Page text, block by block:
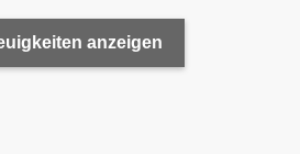
anzeigen